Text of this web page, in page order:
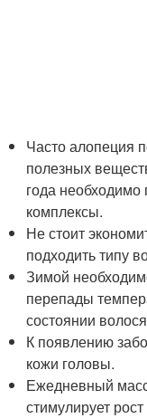
Часто алопеция
полезных
года
комплексы.
Не стоит
подходить типу
Зимой
перепады
состоянии
К появлению
кожи головы.
Ежедневный
стимулирует